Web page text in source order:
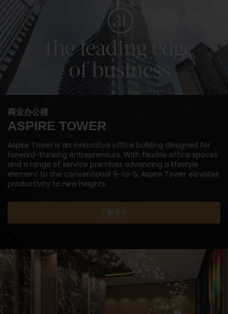
商业办公楼
ASPIRE TOWER
Aspire Tower is an innovative office building designed for
forward-thinking entrepreneurs. With flexible office spaces
and a range of service premises advancing a lifestyle
element to the conventional 9-to-5, Aspire Tower elevates
productivity to new heights.
了解更多